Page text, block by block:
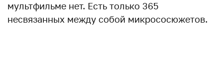
мультфильме нет. Есть только 365
несвязанных между собой микрососюжетов.